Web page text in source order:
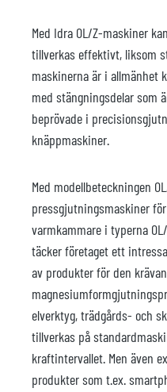
Med Idra OL/Z-maskiner
tillverkas effektivt, liksom
maskinerna är i allmänhet
med stängningsdelar som
beprövade i
knäppmaskiner.
Med modellbeteckningen
pressgjutningsmaskiner
varmkammare i typerna
täcker företaget ett
av produkter för den
elverktyg, trädgårds- och
tillverkas på
kraftintervallet. Men även
produkter som t.ex.